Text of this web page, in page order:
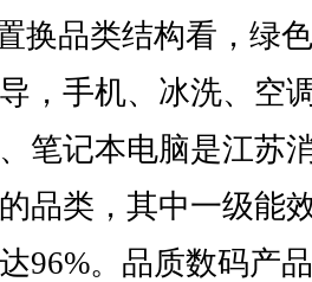
换品类结构看，绿
，手机、冰洗、空
笔记本电脑是江苏
品类，其中一级能
96%。品质数码产